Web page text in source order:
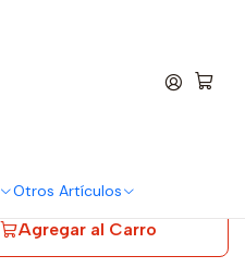
Otros Artículos
Agregar al Carro